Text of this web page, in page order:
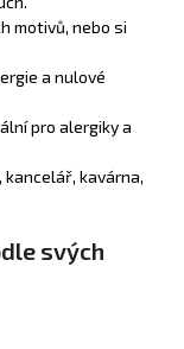
motivů, nebo si
a nulové
pro alergiky a
kancelář, kavárna,
svých